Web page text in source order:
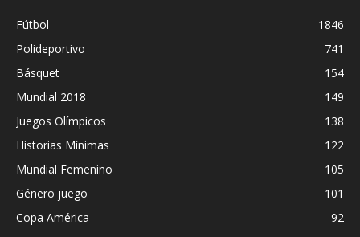
Fútbol
1846
Polideportivo
741
Básquet
154
Mundial 2018
149
Juegos Olímpicos
138
Historias Mínimas
122
Mundial Femenino
105
Género juego
101
Copa América
92